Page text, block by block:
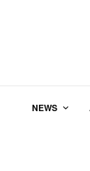
NEWS